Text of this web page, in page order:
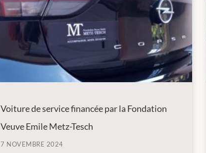
Voiture de service financée par la Fondation
Veuve Emile Metz-Tesch
7 NOVEMBRE 2024